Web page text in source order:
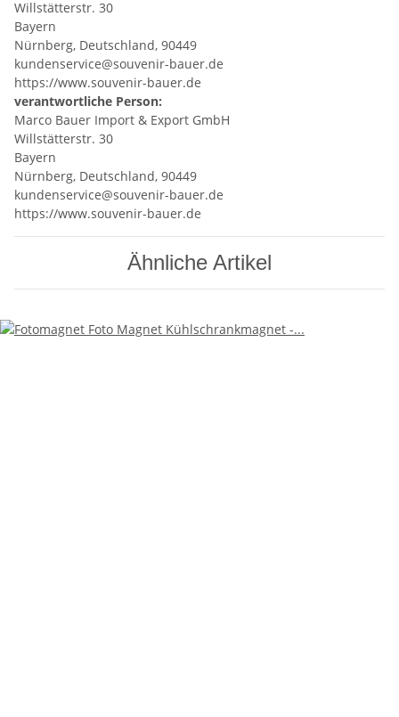
Willstätterstr. 30
Bayern
Nürnberg, Deutschland, 90449
kundenservice@souvenir-bauer.de
https://www.souvenir-bauer.de
verantwortliche Person:
Marco Bauer Import & Export GmbH
Willstätterstr. 30
Bayern
Nürnberg, Deutschland, 90449
kundenservice@souvenir-bauer.de
https://www.souvenir-bauer.de
Ähnliche Artikel